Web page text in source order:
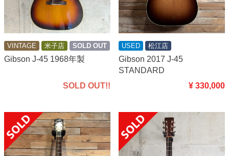
VINTAGE 米子店 SOLD OUT
Gibson J-45 1968年製
SOLD OUT!!
USED 松江店
Gibson 2017 J-45
STANDARD
¥ 330,000